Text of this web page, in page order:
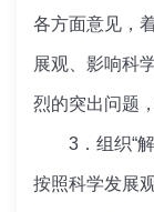
各方面意见，
展观、影响科
烈的突出问题
3．组织“解
按照科学发展